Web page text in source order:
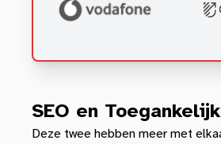
SEO en
Deze twee hebben meer met